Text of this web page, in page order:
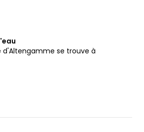
d'Altengamme se trouve à